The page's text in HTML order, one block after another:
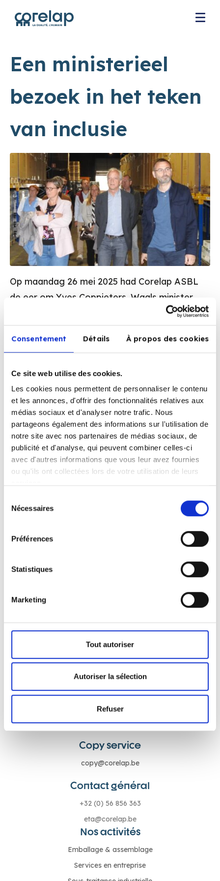
Consentement Détails À propos des cookies
Ce site web utilise des cookies.
Les cookies nous permettent de personnaliser le contenu
et les annonces, d'offrir des fonctionnalités relatives aux
médias sociaux et d'analyser notre trafic. Nous
partageons également des informations sur l'utilisation de
notre site avec nos partenaires de médias sociaux, de
publicité et d'analyse, qui peuvent combiner celles-ci
avec d'autres informations que vous leur avez fournies
ou qu'ils ont collectées lors de votre utilisation de leurs
duNécessaires
Préférences
Statistiques
Marketing
Tout autoriser
Autoriser la sélection
Refuser
Een ministerieel
bezoek in het teken
van inclusie
Op maandag 26 mei 2025 had Corelap ASBL
de eer om Yves Coppieters, Waals minister
van Volksgezondheid, Sociale Zaken …
Adresse
Du lundi au vendredi 7h30 - 18h
9h - 12h30
Réception camions
Du lundi au vendredi 9h - 15h
Copy service
copy@corelap.be
Contact général
+32 (0) 56 856 363
eta@corelap.be
Nos activités
Emballage & assemblage
Services en entreprise